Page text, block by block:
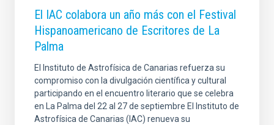
El IAC colabora un año más con el Festival
Hispanoamericano de Escritores de La
Palma
El Instituto de Astrofísica de Canarias refuerza su
compromiso con la divulgación científica y cultural
participando en el encuentro literario que se celebra
en La Palma del 22 al 27 de septiembre El Instituto de
Astrofísica de Canarias (IAC) renueva su